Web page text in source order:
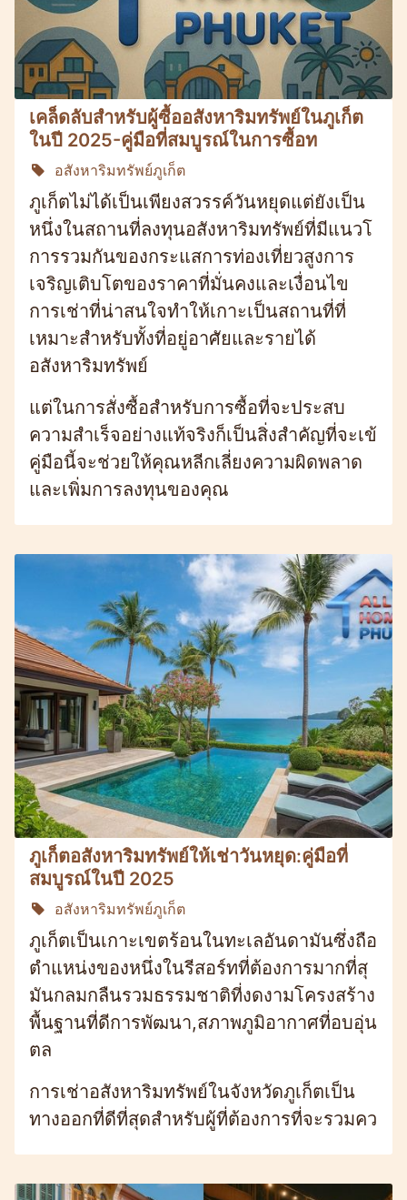
เคล็ดลับสำหรับผู้ซื้ออสังหาริมทรัพย์ในภูเก็ต
ในปี 2025-คู่มือที่สมบูรณ์ในการซื้อท
อสังหาริมทรัพย์ภูเก็ต
ภูเก็ตไม่ได้เป็นเพียงสวรรค์วันหยุดแต่ยังเป็น
หนึ่งในสถานที่ลงทุนอสังหาริมทรัพย์ที่มีแนวโ
การรวมกันของกระแสการท่องเที่ยวสูงการ
เจริญเติบโตของราคาที่มั่นคงและเงื่อนไข
การเช่าที่น่าสนใจทำให้เกาะเป็นสถานที่ที่
เหมาะสำหรับทั้งที่อยู่อาศัยและรายได้
อสังหาริมทรัพย์
แต่ในการสั่งซื้อสำหรับการซื้อที่จะประสบ
ความสำเร็จอย่างแท้จริงก็เป็นสิ่งสำคัญที่จะเข้
คู่มือนี้จะช่วยให้คุณหลีกเลี่ยงความผิดพลาด
และเพิ่มการลงทุนของคุณ
ภูเก็ตอสังหาริมทรัพย์ให้เช่าวันหยุด:คู่มือที่
สมบูรณ์ในปี 2025
อสังหาริมทรัพย์ภูเก็ต
ภูเก็ตเป็นเกาะเขตร้อนในทะเลอันดามันซึ่งถือ
ตำแหน่งของหนึ่งในรีสอร์ทที่ต้องการมากที่สุ
มันกลมกลืนรวมธรรมชาติที่งดงามโครงสร้าง
พื้นฐานที่ดีการพัฒนา,สภาพภูมิอากาศที่อบอุ่น
ตล
การเช่าอสังหาริมทรัพย์ในจังหวัดภูเก็ตเป็น
ทางออกที่ดีที่สุดสำหรับผู้ที่ต้องการที่จะรวมคว